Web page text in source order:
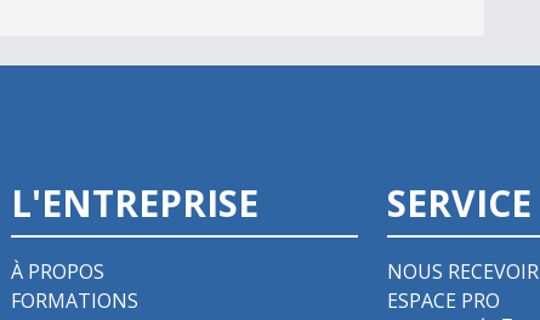
L'ENTREPRISE
À PROPOS
FORMATIONS
SERVICE
NOUS RECEVOIR
ESPACE PRO